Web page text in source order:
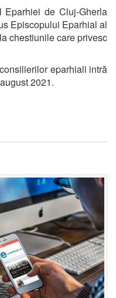
de Cluj-Gherla
Episcopului Eparhial al
chestiunile care privesc
eparhiali intră
2021.